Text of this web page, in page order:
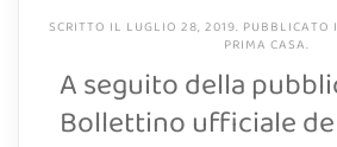
SCRITTO IL LUGLIO 28, 2019. PUBBLICATO
PRIMA CASA.
A seguito della
Bollettino ufficiale